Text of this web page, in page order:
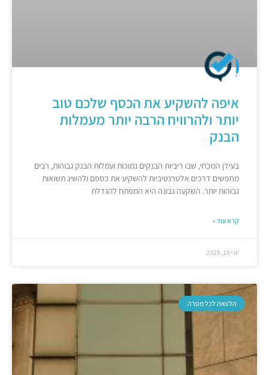
איפה להשקיע את הכסף שלכם טוב
יותר ולהרוויח הרבה יותר מעמלות
הבנק
בעידן הנוכחי, שבו ריביות הבנקים נמוכות ועמלות הבנק גבוהות, רבים
מחפשים דרכים אלטרנטיביות להשקיע את כספם ולהשיג תשואות
גבוהות יותר. השקעה נבונה היא המפתח להגדלת
קרא עוד »
יוני 19, 2025
הלוואה לכל מטרה